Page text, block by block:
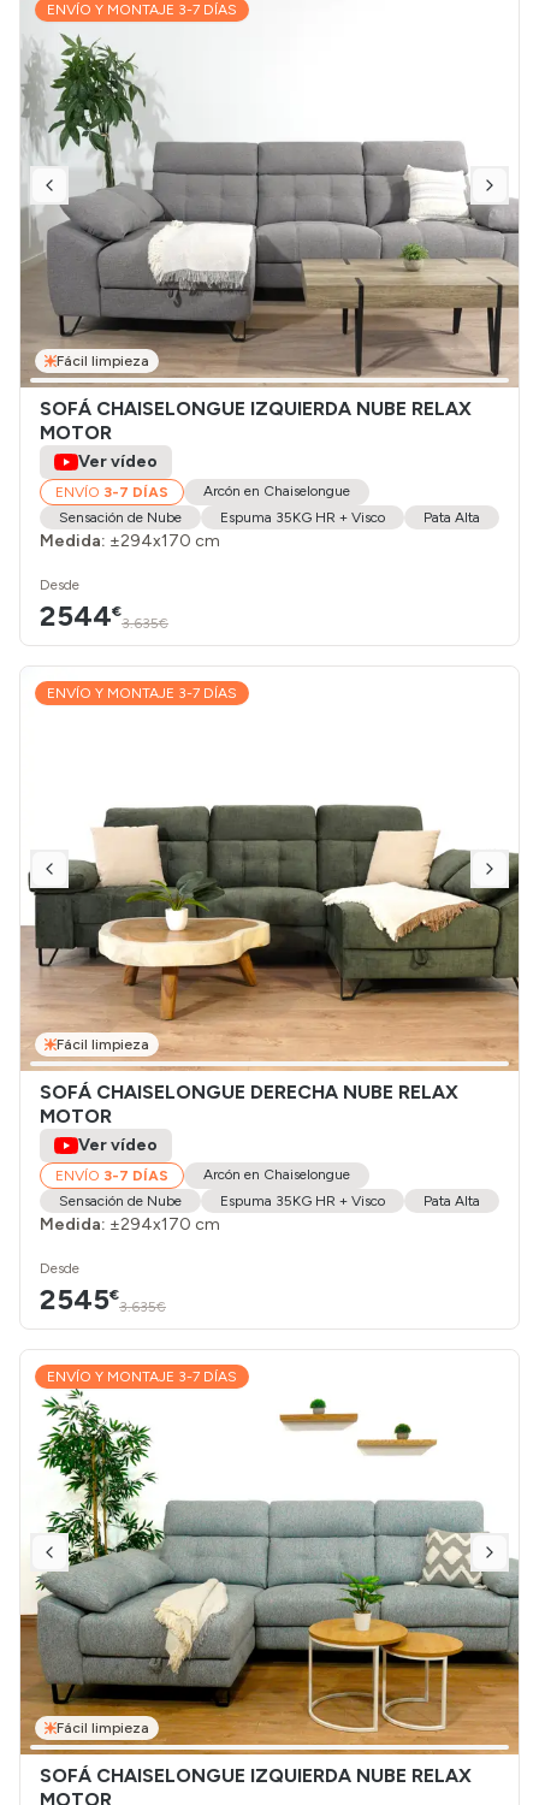
ENVÍO Y MONTAJE 3-7 DÍAS
Fácil limpieza
SOFÁ CHAISELONGUE IZQUIERDA NUBE RELAX
MOTOR
Ver vídeo
ENVÍO 3-7 DÍAS
Arcón en Chaiselongue
Sensación de Nube
Espuma 35KG HR + Visco Pata Alta
Medida: ±294x170 cm
Desde
2544€
3.635€
ENVÍO Y MONTAJE 3-7 DÍAS
Fácil limpieza
SOFÁ CHAISELONGUE DERECHA NUBE RELAX
MOTOR
Ver vídeo
ENVÍO 3-7 DÍAS
Arcón en Chaiselongue
Sensación de Nube
Espuma 35KG HR + Visco Pata Alta
Medida: ±294x170 cm
Desde
2545€
3.635€
ENVÍO Y MONTAJE 3-7 DÍAS
Fácil limpieza
SOFÁ CHAISELONGUE IZQUIERDA NUBE RELAX
MOTOR